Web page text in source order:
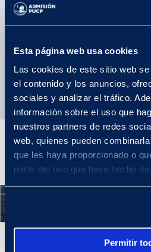
Esta página web usa cookies
Las cookies de este sitio web
el contenido y los anuncios,
sociales y analizar el tráfico.
información sobre el uso que
nuestros partners de redes
web, quienes pueden
que les haya proporcionado o
partir del uso que haya hecho
Permitir
¿Cuál es el campo laboral?
universidades tiene convenio
Plan de estudios